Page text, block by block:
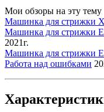
Мои обзоры на эту тему
Машинка для стрижки
Машинка для стрижки
2021г.
Машинка для стрижки
Работа над ошибками